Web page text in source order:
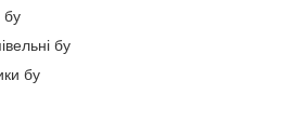
бу
бу
бу